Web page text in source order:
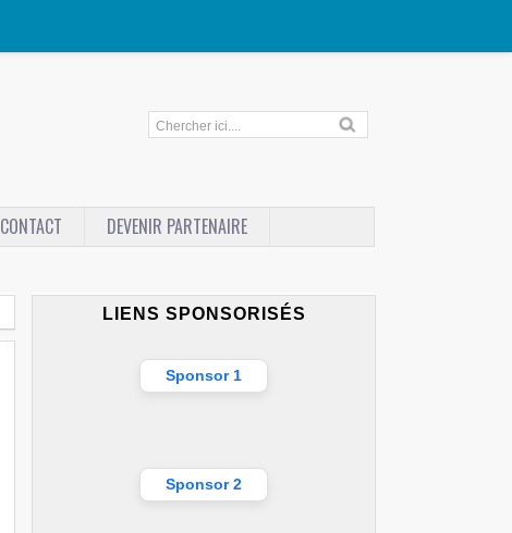
CONTACT
DEVENIR PARTENAIRE
LIENS SPONSORISÉS
Sponsor 1
Sponsor 2